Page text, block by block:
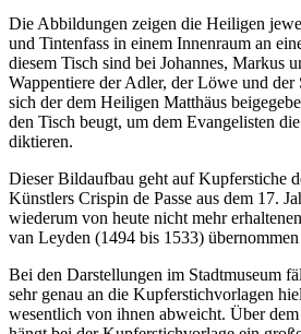
Die Abbildungen zeigen die Heiligen
und Tintenfass in einem Innenraum an
diesem Tisch sind bei Johannes, Markus
Wappentiere der Adler, der Löwe und der
sich der dem Heiligen Matthäus
den Tisch beugt, um dem Evangelisten
diktieren.
Dieser Bildaufbau geht auf Kupferstiche
Künstlers Crispin de Passe aus dem 17.
wiederum von heute nicht mehr
van Leyden (1494 bis 1533)
Bei den Darstellungen im Stadtmuseum
sehr genau an die Kupferstichvorlagen
wesentlich von ihnen abweicht. Über